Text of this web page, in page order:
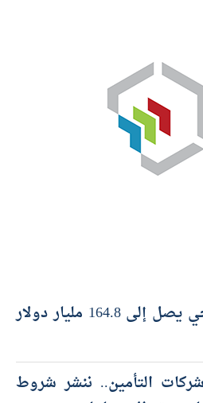
المركزي : الدين الخارجي يصل إلى 164.8 مليار دولار
شركات التأمين.. ننشر شروط